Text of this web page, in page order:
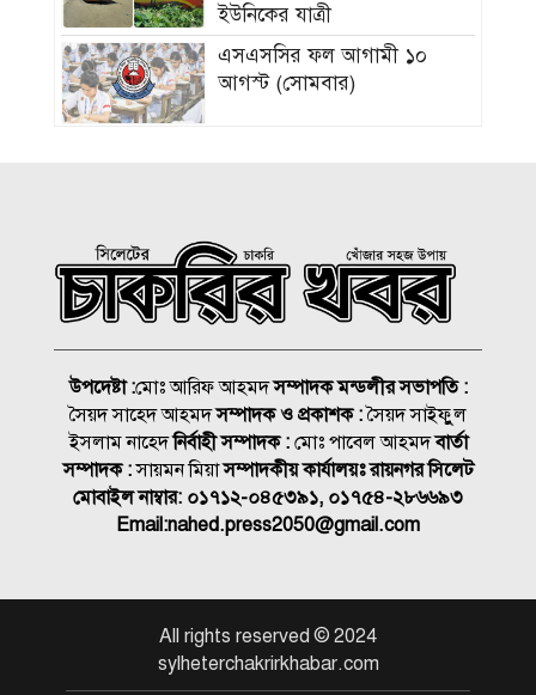
ইউনিকের যাত্রী
এসএসসির ফল আগামী ১০
আগস্ট (সোমবার)
গ্রিস উপকূল থেকে দুই শতাধিক
অভিবাসী উদ্ধার, বেশিরভাগই
বাংলাদেশি
ধর্ষণের মামলায় কনটেন্ট ক্রিয়েটর
রিপন মিয়া গ্রেপ্তার
রাত ১টার মধ্যে যেসব জেলায় ৬০
ওসমানীনগরে দুই বাসের
মুখোমুখি সংঘর্ষে নিহত ৯ : সিউক
উপদেষ্টা :মোঃ আরিফ আহমদসম্পাদক মন্ডলীর সভাপতি :
সৈয়দ সাহেদ আহমদসম্পাদক ও প্রকাশক :সৈয়দ সাইফুুল
ইসলাম নাহেদনির্বাহী সম্পাদক :মোঃ পাবেল আহমদবার্তা
সম্পাদক :সায়মন মিয়াসম্পাদকীয় কার্যালয়ঃ রায়নগর সিলেট
মোবাইল নাম্বার: ০১৭১২-০৪৫৩৯১, ০১৭৫৪-২৮৬৬৯৩
Email:nahed.press2050@gmail.com
All rights reserved © 2024
sylheterchakrirkhabar.com